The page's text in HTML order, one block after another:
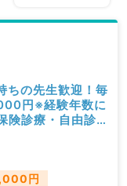
ちの先生歓迎！毎
円※経験年数に
険診療・自由診
円